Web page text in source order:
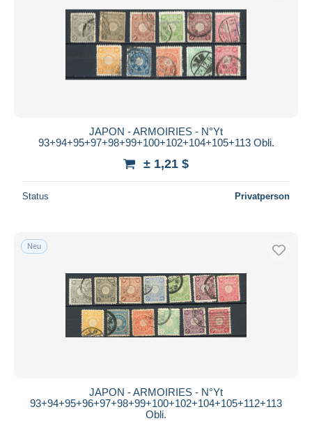
JAPON - ARMOIRIES - N°Yt
93+94+95+97+98+99+100+102+104+105+113 Obli.
± 1,21 $
Status Privatperson
Neu
JAPON - ARMOIRIES - N°Yt
93+94+95+96+97+98+99+100+102+104+105+112+113
Obli.